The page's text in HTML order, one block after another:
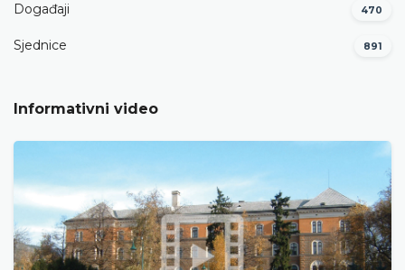
Događaji 470
Sjednice 891
Informativni video